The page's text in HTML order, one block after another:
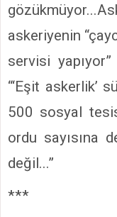
askeriyenin
servisi
“‘Eşit askerlik’
500 sosyal
ordu sayısına
değil...”
***